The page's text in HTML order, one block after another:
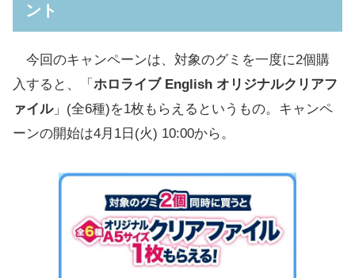
ー」が店頭発売
ャライラストは雨野みずさんが担当
ント
今回のキャンペーンは、対象のグミを一度に2個購
入すると、「 ホロライブ English オリジナルクリアフ
ァイル」(全6種)を1枚もらえるというもの。キャンペ
ーンの開始は4月1日(火) 10:00から。